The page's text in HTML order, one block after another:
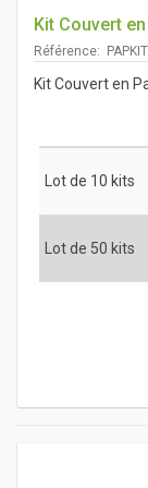
Kit Couvert
Référence:
Kit Couvert en
Lot de 10 kits
Lot de 50 kits